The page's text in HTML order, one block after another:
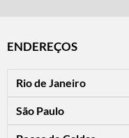
ENDEREÇOS
Rio de Janeiro
Horário de visitação: a
apresentada em
São Paulo